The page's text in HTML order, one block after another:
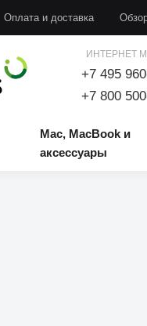
Оплата и доставка
ИНТЕРНЕТ
+7 495
+7 800
Mac, MacBook и
аксессуары